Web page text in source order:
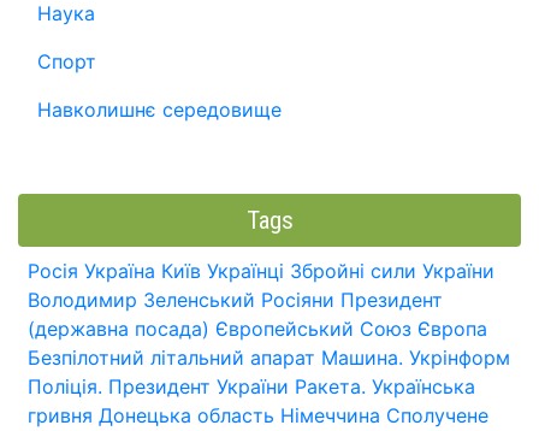
Наука
Спорт
Навколишнє середовище
Tags
Росія Україна Київ Українці Збройні сили України
Володимир Зеленський Росіяни Президент
(державна посада) Європейський Союз Європа
Безпілотний літальний апарат Машина. Укрінформ
Поліція. Президент України Ракета. Українська
гривня Донецька область Німеччина Сполучене